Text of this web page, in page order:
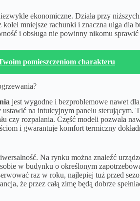
ekonomiczne. Działa przy
mniejsze rachunki i znaczna ulga dla
i obsługa nie powinny nikomu
pomieszczeniom charakteru
jest wygodne i bezproblemowe nawet
na intuicyjnym panelu sterującym.
czy rozpalania. Część modeli pozwala
i gwarantuje komfort termiczny
Na rynku można znaleźć
w budynku o określonym
raz w roku, najlepiej tuż przed
że przez całą zimę będą dobrze